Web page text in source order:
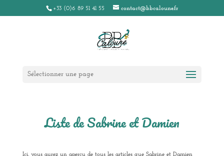
+33 (0)6 89 51 41 55 contact@bbcaloune.fr
Sélectionner une page
Liste de Sabrine et Damien
Ici, vous aurez un aperçu de tous les articles que Sabrine et Damien